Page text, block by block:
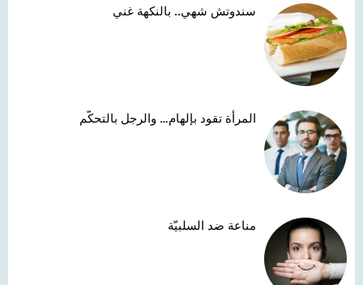
سندوتش شهي.. بالنكهة غني
المرأة تقود بإلهام… والرجل بالتحكّم
مناعة ضد السلبيّة